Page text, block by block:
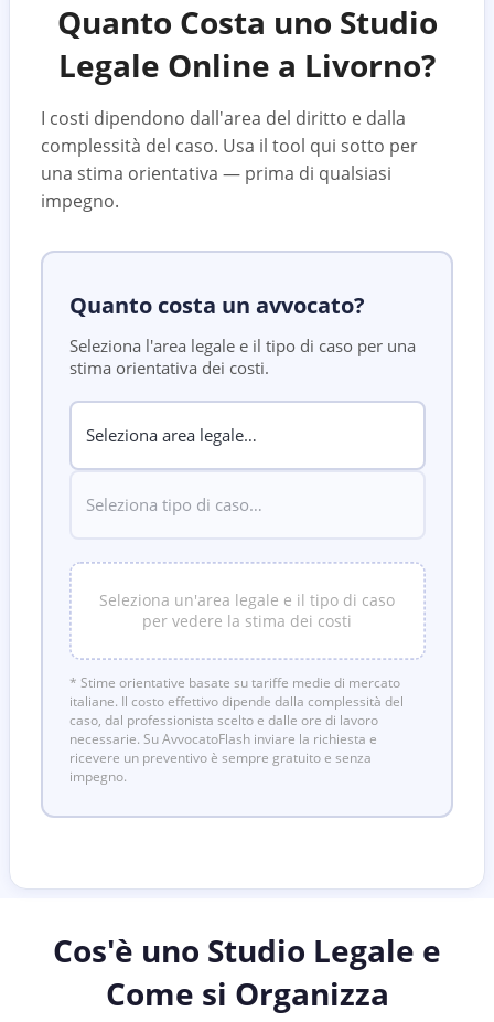
Quanto Costa uno Studio
Legale Online a Livorno?
I costi dipendono dall'area del diritto e dalla
complessità del caso. Usa il tool qui sotto per
una stima orientativa — prima di qualsiasi
impegno.
Quanto costa un avvocato?
Seleziona l'area legale e il tipo di caso per una
stima orientativa dei costi.
Seleziona un'area legale e il tipo di caso
per vedere la stima dei costi
* Stime orientative basate su tariffe medie di mercato
italiane. Il costo effettivo dipende dalla complessità del
caso, dal professionista scelto e dalle ore di lavoro
necessarie. Su AvvocatoFlash inviare la richiesta e
ricevere un preventivo è sempre gratuito e senza
impegno.
Cos'è uno Studio Legale e
Come si Organizza